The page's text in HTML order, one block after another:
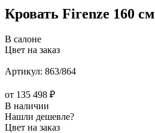
Кровать Firenze 160 см
В салоне
Цвет на заказ
Артикул: 863/864
от 135 498 ₽
В наличии
Нашли дешевле?
Цвет на заказ